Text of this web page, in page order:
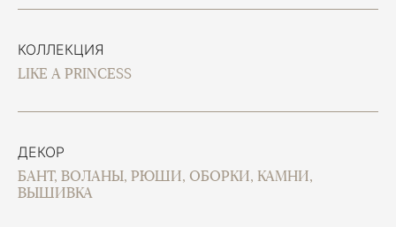
КОЛЛЕКЦИЯ
LIKE A PRINCESS
ДЕКОР
БАНТ, ВОЛАНЫ, РЮШИ, ОБОРКИ, КАМНИ,
ВЫШИВКА